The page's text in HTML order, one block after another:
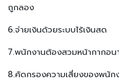
ถูกลอง
6.จ่ายเงินด้วยระบบไร้เงินสด
7.พนักงานต้องสวมหน้ากากอน
8.คัดกรองความเสี่ยงของพนัก